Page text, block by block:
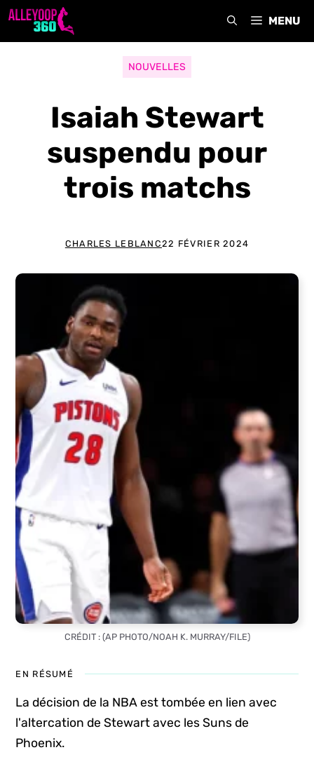
Aller
MENU
NOUVELLES
Isaiah Stewart
suspendu pour
trois matchs
CHARLES LEBLANC22 FÉVRIER 2024
CRÉDIT : (AP PHOTO/NOAH K. MURRAY/FILE)
EN RÉSUMÉ
La décision de la NBA est tombée en lien avec
l'altercation de Stewart avec les Suns de
Phoenix.